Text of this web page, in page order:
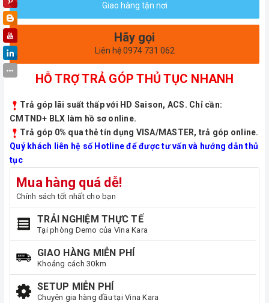
Giao hàng tận nơi
Hãy gọi
Liên hệ 0974 731 062
HỖ TRỢ TRẢ GÓP THỦ TỤC NHANH
Trả góp lãi suất thấp với HD Saison, ACS. Chỉ cần:
CMTND+ BLX làm hồ sơ online.
Trả góp 0% qua thẻ tín dụng VISA/MASTER, trả góp online.
Quý khách liên hệ số Hotline để được tư vấn và hướng dẫn thủ
tục
Mua hàng quá dễ!
Chính sách tốt nhất cho bạn
TRẢI NGHIỆM THỰC TẾ
Tại phòng Demo của Vina Kara
GIAO HÀNG MIỄN PHÍ
Khoảng cách 30km
SETUP MIỄN PHÍ
Chuyên gia hàng đầu tại Vina Kara